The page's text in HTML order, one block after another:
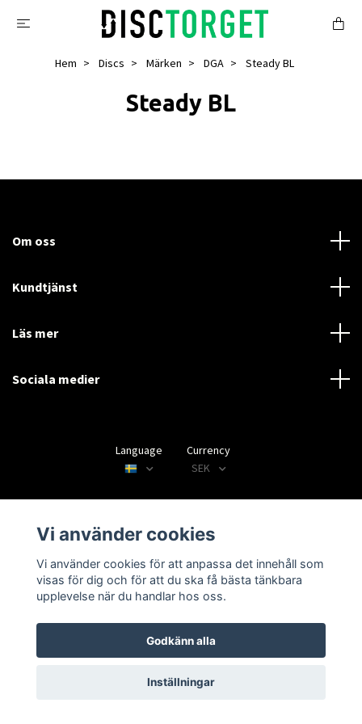
Hem Discs Märken DGA Steady BL
Steady BL
Om oss
Kundtjänst
Läs mer
Sociala medier
Language
Currency
SEK
Vi använder cookies
Vi använder cookies för att anpassa det innehåll som
visas för dig och för att du ska få bästa tänkbara
upplevelse när du handlar hos oss.
Godkänn alla
Inställningar